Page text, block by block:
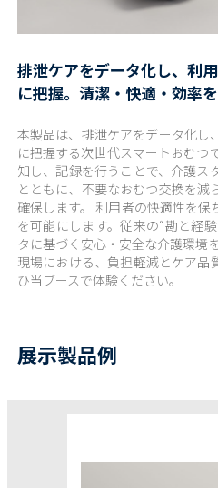
排泄ケアをデータ化し、利
に把握。清潔・快適・効率
本製品は、排泄ケアをデータ化し
に把握する次世代スマートおむつ
知し、記録を行うことで、介護ス
とともに、不要なおむつ交換を減
確保します。 利用者の快適性を
を可能にします。従来の“勘と経
タに基づく安心・安全な介護環境
現場における、負担軽減とケア品
ひ当ブースで体験ください。
展示製品例